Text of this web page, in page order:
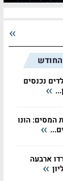
החודש
נכנסים
הונו
ארבעה